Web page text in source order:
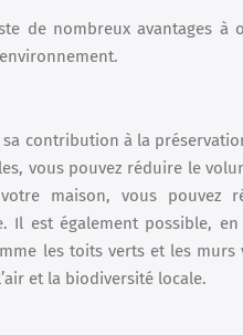
de nombreux avantages
contribution à la
vous pouvez réduire le
maison, vous pouvez
Il est également possible,
les toits verts et les
et la biodiversité locale.